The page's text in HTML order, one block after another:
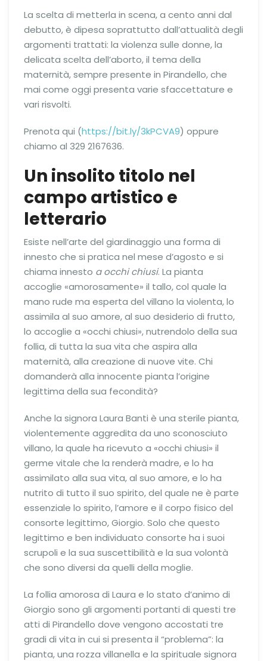
La scelta di metterla in scena, a cento anni dal
debutto, è dipesa soprattutto dall’attualità degli
argomenti trattati: la violenza sulle donne, la
delicata scelta dell’aborto, il tema della
maternità, sempre presente in Pirandello, che
mai come oggi presenta varie sfaccettature e
vari risvolti.
Prenota qui (https://bit.ly/3kPCVA9) oppure
chiamo al 329 2167636.
Un insolito titolo nel
campo artistico e
letterario
Esiste nell’arte del giardinaggio una forma di
innesto che si pratica nel mese d’agosto e si
chiama innesto a occhi chiusi. La pianta
accoglie «amorosamente» il tallo, col quale la
mano rude ma esperta del villano la violenta, lo
assimila al suo amore, al suo desiderio di frutto,
lo accoglie a «occhi chiusi», nutrendolo della sua
follia, di tutta la sua vita che aspira alla
maternità, alla creazione di nuove vite. Chi
domanderà alla innocente pianta l’origine
legittima della sua fecondità?
Anche la signora Laura Banti è una sterile pianta,
violentemente aggredita da uno sconosciuto
villano, la quale ha ricevuto a «occhi chiusi» il
germe vitale che la renderà madre, e lo ha
assimilato alla sua vita, al suo amore, e lo ha
nutrito di tutto il suo spirito, del quale ne è parte
essenziale lo spirito, l’amore e il corpo fisico del
consorte legittimo, Giorgio. Solo che questo
legittimo e ben individuato consorte ha i suoi
scrupoli e la sua suscettibilità e la sua volontà
che sono diversi da quelli della moglie.
La follia amorosa di Laura e lo stato d’animo di
Giorgio sono gli argomenti portanti di questi tre
atti di Pirandello dove vengono accostati tre
gradi di vita in cui si presenta il “problema”: la
pianta, una rozza villanella e la spirituale signora